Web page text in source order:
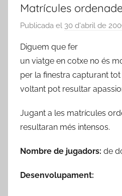
Matrícules
Publicada el 30 d'abril de
Diguem que fer
un viatge en cotxe no és
per la finestra capturant
voltant pot resultar
Jugant a les matrícules
resultaran més intensos.
Nombre de jugadors: de
Desenvolupament: